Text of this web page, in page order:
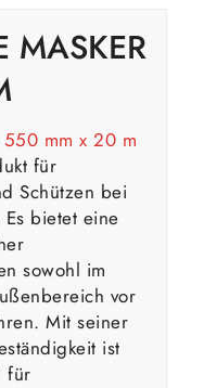
MASKER
mm x 20 m
für
Schützen bei
bietet eine
sowohl im
vor
Mit seiner
ist
für